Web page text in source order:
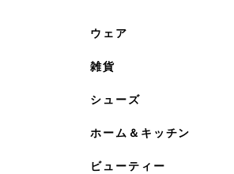
ウェア
雑貨
シューズ
ホーム＆キッチン
ビューティー